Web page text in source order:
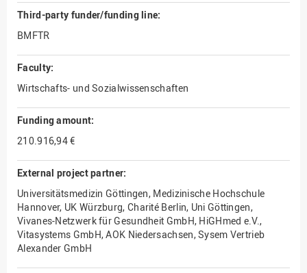
Third-party funder/funding line:
BMFTR
Faculty:
Wirtschafts- und Sozialwissenschaften
Funding amount:
210.916,94 €
External project partner:
Universitätsmedizin Göttingen, Medizinische Hochschule
Hannover, UK Würzburg, Charité Berlin, Uni Göttingen,
Vivanes-Netzwerk für Gesundheit GmbH, HiGHmed e.V.,
Vitasystems GmbH, AOK Niedersachsen, Sysem Vertrieb
Alexander GmbH